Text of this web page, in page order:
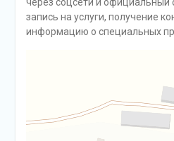
через соцсети и официальный
запись на услуги, получение
информацию о специальных